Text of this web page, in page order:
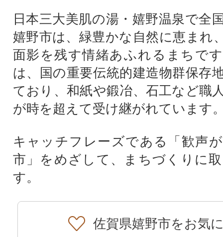
日本三大美肌の湯・嬉野温泉で全
嬉野市は、緑豊かな自然に恵まれ
面影を残す情緒あふれるまちで
は、国の重要伝統的建造物群保存
ており、和紙や鍛冶、石工など職
が時を超えて受け継がれています
キャッチフレーズである「歓声
市」をめざして、まちづくりに
す。
佐賀県嬉野市をお気